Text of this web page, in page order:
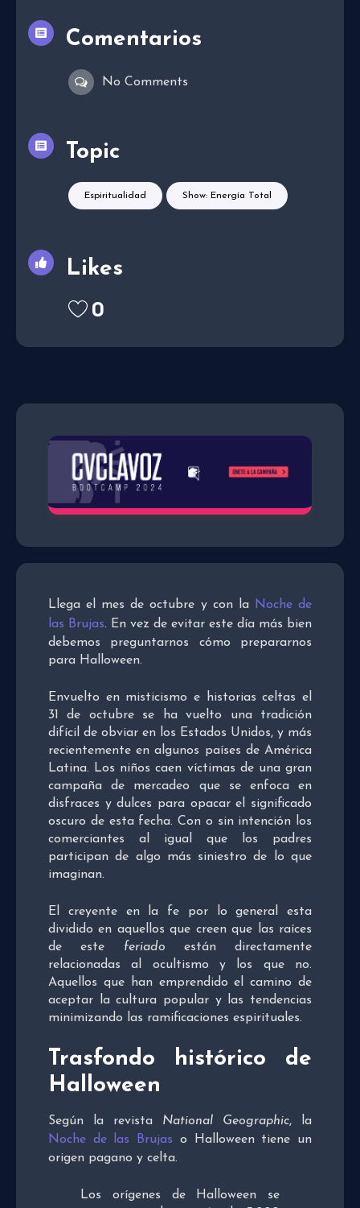
Llega el mes de octubre y con la
Noche de
las Brujas. En vez de evitar este día más bien
debemos preguntarnos cómo prepararnos
para Halloween.
Envuelto en misticismo e historias celtas el
31 de octubre se ha vuelto una tradición
difícil de obviar en los Estados Unidos, y más
recientemente en algunos países de América
Latina. Los niños caen víctimas de una gran
campaña de mercadeo que se enfoca en
disfraces y dulces para opacar el significado
oscuro de esta fecha. Con o sin intención los
comerciantes al igual que los padres
participan de algo más siniestro de lo que
imaginan.
El creyente en la fe por lo general esta
dividido en aquellos que creen que las raíces
de este feriado están directamente
relacionadas al ocultismo y los que no.
Aquellos que han emprendido el camino de
aceptar la cultura popular y las tendencias
minimizando las ramificaciones espirituales.
Trasfondo histórico de
Halloween
Según la revista National Geographic, la
Noche de las Brujas o Halloween tiene un
origen pagano y celta.
Los orígenes de Halloween se
Comentarios
No Comments
Topic
Espiritualidad Show: Energía Total
Likes
0